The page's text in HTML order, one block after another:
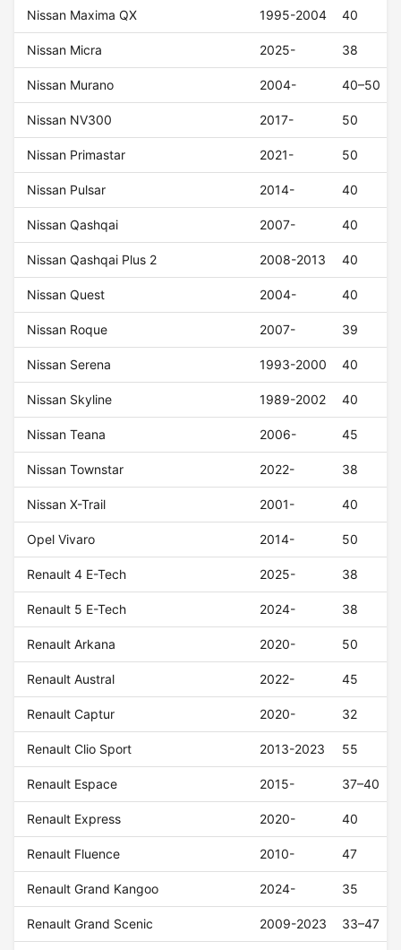
Nissan Maxima QX 1995-2004 40
Nissan Micra 2025- 38
Nissan Murano 2004- 40–50
Nissan NV300 2017- 50
Nissan Primastar 2021- 50
Nissan Pulsar 2014- 40
Nissan Qashqai 2007- 40
Nissan Qashqai Plus 2 2008-2013 40
Nissan Quest 2004- 40
Nissan Roque 2007- 39
Nissan Serena 1993-2000 40
Nissan Skyline 1989-2002 40
Nissan Teana 2006- 45
Nissan Townstar 2022- 38
Nissan X-Trail 2001- 40
Opel Vivaro 2014- 50
Renault 4 E-Tech 2025- 38
Renault 5 E-Tech 2024- 38
Renault Arkana 2020- 50
Renault Austral 2022- 45
Renault Captur 2020- 32
Renault Clio Sport 2013-2023 55
Renault Espace 2015- 37–40
Renault Express 2020- 40
Renault Fluence 2010- 47
Renault Grand Kangoo 2024- 35
Renault Grand Scenic 2009-2023 33–47